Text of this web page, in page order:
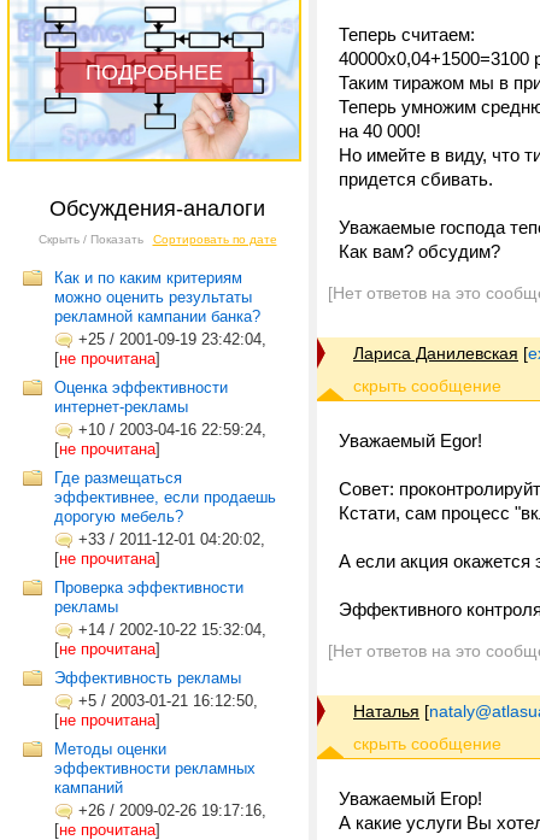
ПОДРОБНЕЕ
Обсуждения-аналоги
Скрыть / Показать Сортировать по дате
Как и по каким критериям
можно оценить результаты
рекламной кампании банка?
+25 / 2001-09-19 23:42:04,
[не прочитана]
Оценка эффективности
интернет-рекламы
+10 / 2003-04-16 22:59:24,
[не прочитана]
Где размещаться
эффективнее, если продаешь
дорогую мебель?
+33 / 2011-12-01 04:20:02,
[не прочитана]
Проверка эффективности
рекламы
+14 / 2002-10-22 15:32:04,
[не прочитана]
Эффективность рекламы
+5 / 2003-01-21 16:12:50,
[не прочитана]
Методы оценки
эффективности рекламных
кампаний
+26 / 2009-02-26 19:17:16,
[не прочитана]
Теперь считаем:
40000х0,04+1500=3100
Таким тиражом мы в
Теперь умножим
на 40 000!
Но имейте в виду, что
придется сбивать.
Уважаемые господа
Как вам? обсудим?
[Нет ответов на это
Лариса Данилевская [
Уважаемый Еgor!
Совет:
Кстати, сам процесс
А если акция окажется
Эффективного
[Нет ответов на это
Наталья [
Уважаемый Егор!
А какие услуги Вы